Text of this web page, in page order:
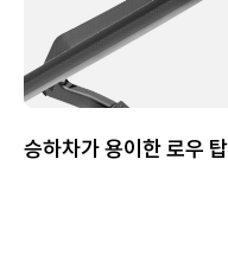
승하차가 용이한 로우